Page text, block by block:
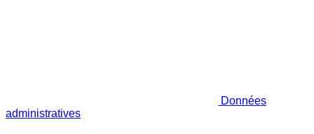
Données
administratives